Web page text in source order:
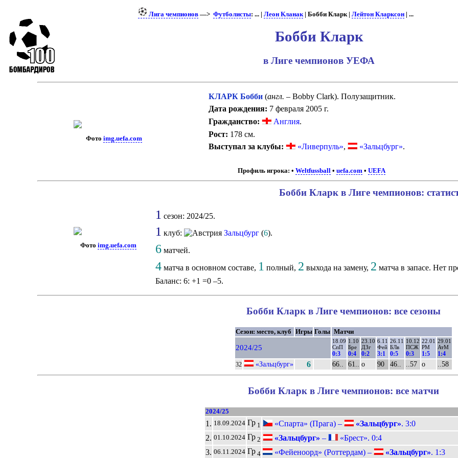
Лига чемпионов—> Футболисты: ... | Леон Кланак| Бобби Кларк | Лейтон Кларксон| ...
Бобби Кларк
в Лиге чемпионов УЕФА
Фото img.uefa.com
КЛАРК Бобби(англ. – Bobby Clark). Полузащитник.
Дата рождения: 7 февраля 2005 г.
Гражданство:
Англия.
Рост: 178 см.
Выступал за клубы:
«Ливерпуль», «Зальцбург».
Профиль игрока: • Weltfussball• uefa.com• UEFA
Фото img.uefa.com
Бобби Кларк в Лиге чемпионов:
1 сезон: 2024/25.
1 клуб: Зальцбург(6).
6матчей.
4матча в основном составе, 1 полный, 2 выхода на замену, 2 матча в запасе. Нет
Баланс: 6: +1 =0 –5.
Бобби Кларк в Лиге чемпионов: все сезоны
Сезон: место, клуб Игры Голы Матчи
2024/25
18.09
СпП
0:3
1.10
Бре
0:4
23.10
ДЗг
0:2
6.11
Фей
3:1
26.11
БЛв
0:5
10.12
ПСЖ
0:3
22.01
РМ
1:5
29.01
АтМ
1:4
32 «Зальцбург» 6 66.. 61.. о 90 46.. ..57 о ..58
Бобби Кларк в Лиге чемпионов: все матчи
2024/25
1. 18.09.2024 Гр1 «Спарта» (Прага) – «Зальцбург». 3:0
2. 01.10.2024 Гр2 «Зальцбург» –
«Брест». 0:4
3. 06.11.2024 Гр4 «Фейеноорд» (Роттердам) – «Зальцбург». 1:3